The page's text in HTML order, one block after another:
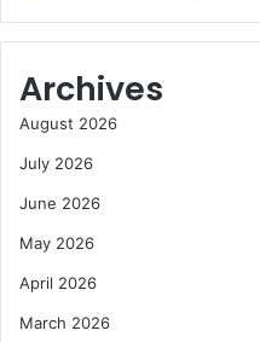
Archives
August 2026
July 2026
June 2026
May 2026
April 2026
March 2026